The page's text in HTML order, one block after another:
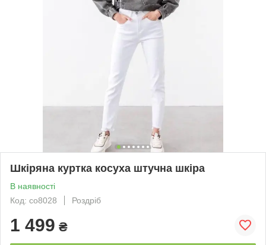
Шкіряна куртка косуха штучна шкіра
В наявності
Код: со8028
Роздріб
1 499 ₴